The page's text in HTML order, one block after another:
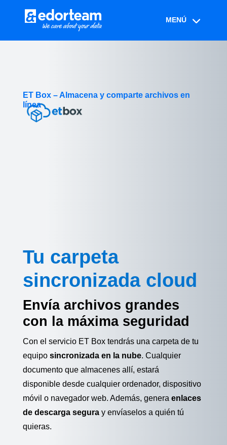
ET Box – Almacena y comparte archivos en
línea
Tu carpeta
sincronizada cloud
Envía archivos grandes
con la máxima seguridad
Con el servicio ET Box tendrás una carpeta de tu
equipo sincronizada en la nube. Cualquier
documento que almacenes allí, estará
disponible desde cualquier ordenador, dispositivo
móvil o navegador web. Además, genera enlaces
de descarga seguray envíaselos a quién tú
quieras.